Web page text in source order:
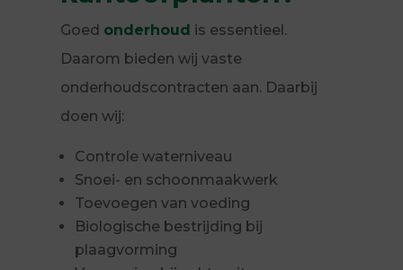
Goed onderhoud is essentieel.
Daarom bieden wij vaste
onderhoudscontracten aan. Daarbij
doen wij:
Controle waterniveau
Snoei- en schoonmaakwerk
Toevoegen van voeding
Biologische bestrijding bij
plaagvorming